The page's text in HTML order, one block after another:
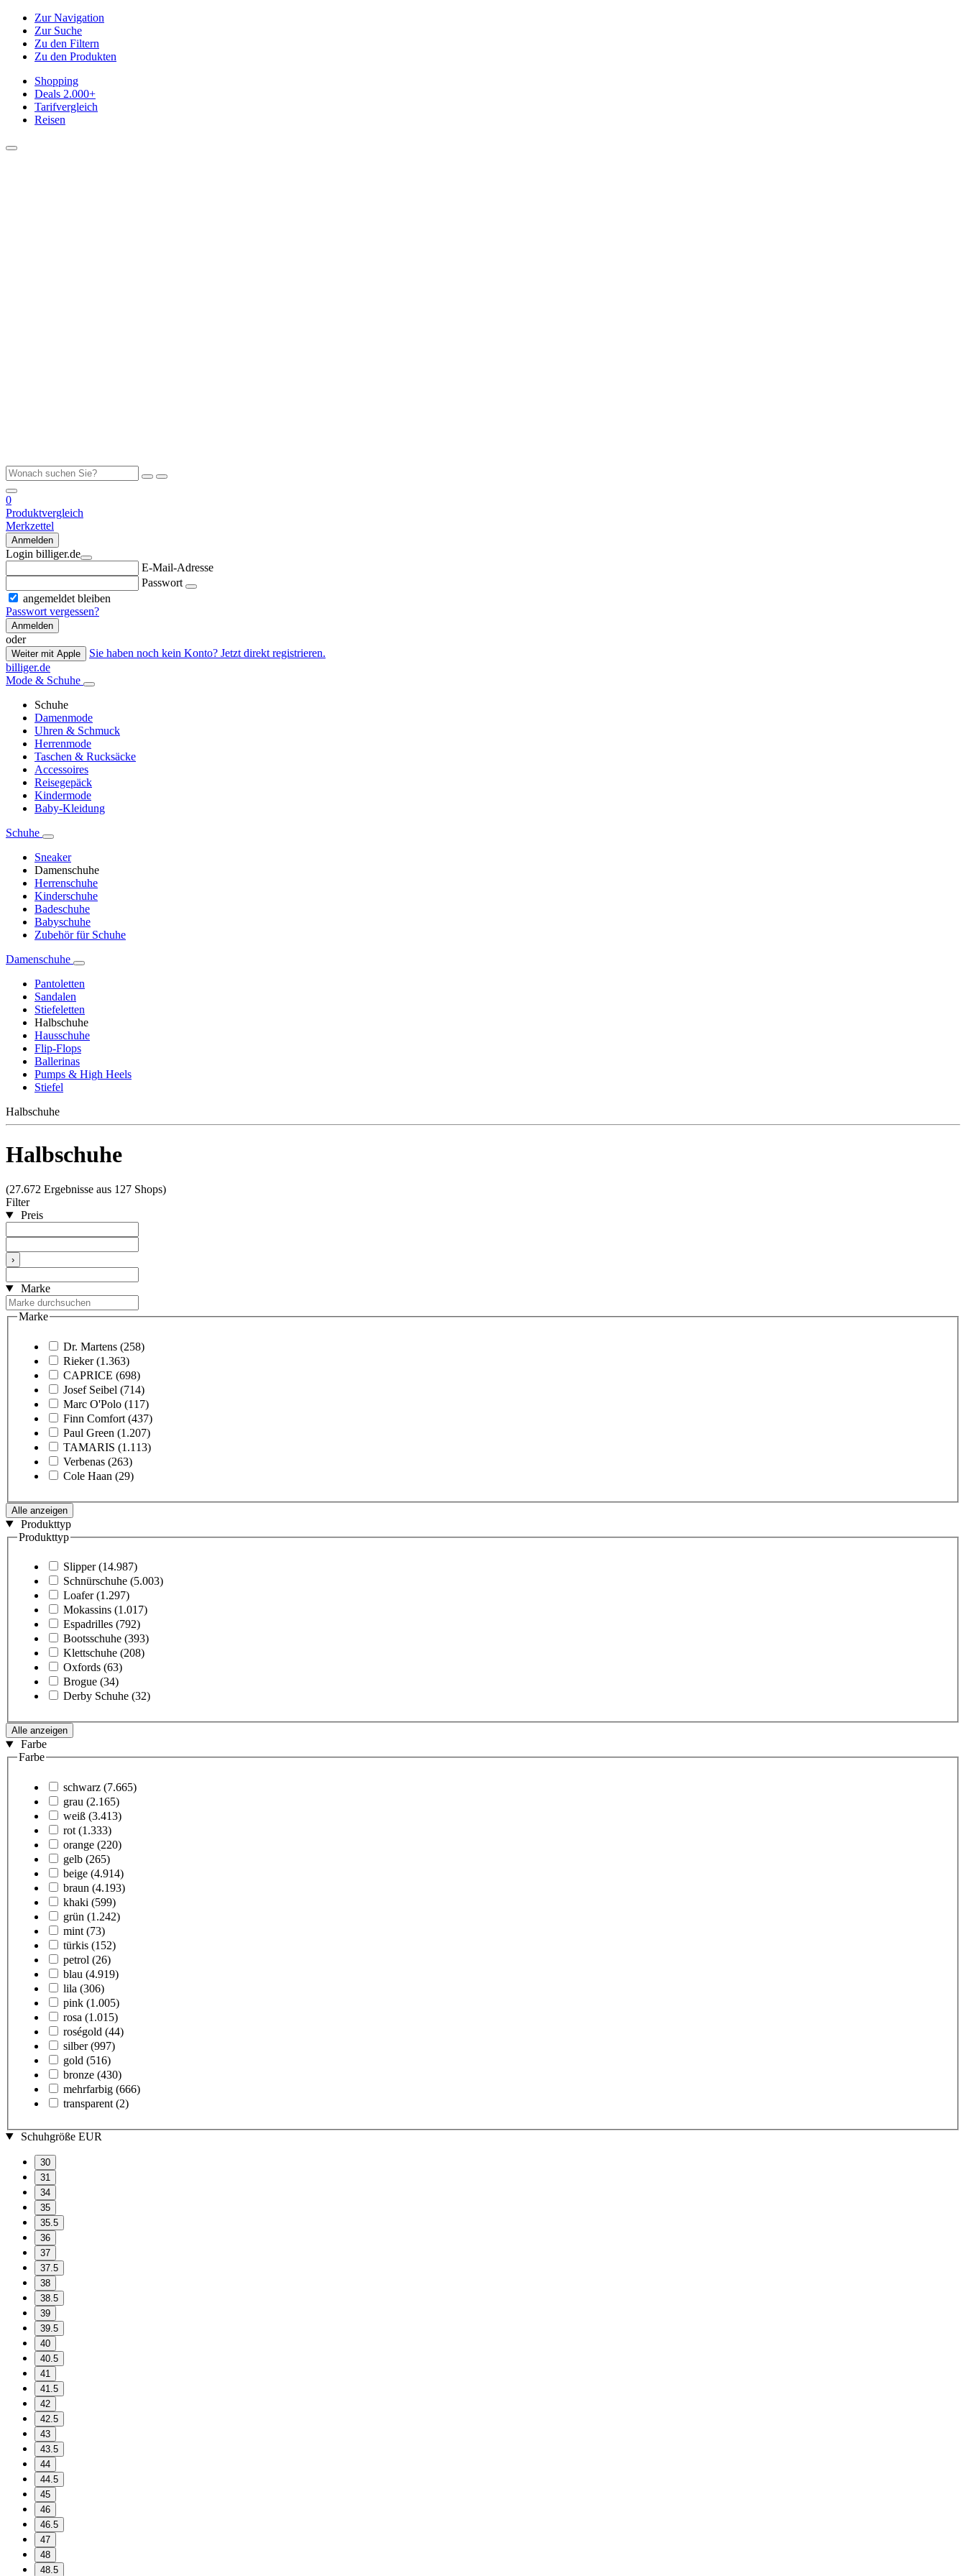
Zur Navigation
Zur Suche
Zu den Filtern
Zu den Produkten
Shopping
Deals 2.000+
Tarifvergleich
Reisen
0
Produktvergleich
Merkzettel
Anmelden
Login billiger.de
E-Mail-Adresse
Passwort
angemeldet bleiben
Passwort vergessen?
Anmelden
oder
Weiter mit Apple
Sie haben noch kein Konto? Jetzt direkt registrieren.
billiger.de
Mode & Schuhe
Schuhe
Damenmode
Uhren & Schmuck
Herrenmode
Taschen & Rucksäcke
Accessoires
Reisegepäck
Kindermode
Baby-Kleidung
Schuhe
Sneaker
Damenschuhe
Herrenschuhe
Kinderschuhe
Badeschuhe
Babyschuhe
Zubehör für Schuhe
Damenschuhe
Pantoletten
Sandalen
Stiefeletten
Halbschuhe
Hausschuhe
Flip-Flops
Ballerinas
Pumps & High Heels
Stiefel
Halbschuhe
Halbschuhe
(27.672 Ergebnisse aus 127 Shops)
Filter
Preis
›
Marke
Marke
Dr. Martens (258)
Rieker (1.363)
CAPRICE (698)
Josef Seibel (714)
Marc O'Polo (117)
Finn Comfort (437)
Paul Green (1.207)
TAMARIS (1.113)
Verbenas (263)
Cole Haan (29)
Alle anzeigen
Produkttyp
Produkttyp
Slipper (14.987)
Schnürschuhe (5.003)
Loafer (1.297)
Mokassins (1.017)
Espadrilles (792)
Bootsschuhe (393)
Klettschuhe (208)
Oxfords (63)
Brogue (34)
Derby Schuhe (32)
Alle anzeigen
Farbe
Farbe
schwarz (7.665)
grau (2.165)
weiß (3.413)
rot (1.333)
orange (220)
gelb (265)
beige (4.914)
braun (4.193)
khaki (599)
grün (1.242)
mint (73)
türkis (152)
petrol (26)
blau (4.919)
lila (306)
pink (1.005)
rosa (1.015)
roségold (44)
silber (997)
gold (516)
bronze (430)
mehrfarbig (666)
transparent (2)
Schuhgröße EUR
30
31
34
35
35.5
36
37
37.5
38
38.5
39
39.5
40
40.5
41
41.5
42
42.5
43
43.5
44
44.5
45
46
46.5
47
48
48.5